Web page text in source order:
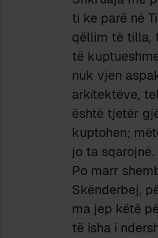
ti ke parë në
qëllim të tilla,
të
nuk vjen
arkitektëve,
është tjetër
kuptohen;
jo ta sqarojnë.
Po marr
Skënderbej,
ma jep këtë
të isha i